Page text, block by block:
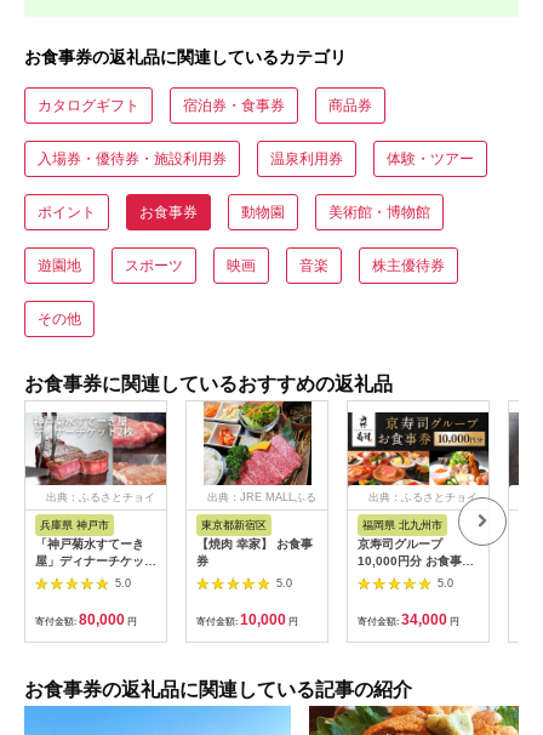
お食事券の返礼品に関連しているカテゴリ
カタログギフト 宿泊券・食事券 商品券
入場券・優待券・施設利用券 温泉利用券 体験・ツアー
ポイント お食事券 動物園 美術館・博物館
遊園地 スポーツ 映画 音楽 株主優待券
その他
お食事券に関連しているおすすめの返礼品
出典：ふるさとチョイ
兵庫県 神戸市
「神戸菊水すてーき
屋」ディナーチケット
（2枚）
5.0
寄付金額: 80,000 円
出典：JRE MALLふる
東京都新宿区
【焼肉 幸家】 お食事
券
5.0
寄付金額: 10,000 円
出典：ふるさとチョイ
福岡県 北九州市
京寿司グループ
10,000円分 お食事券
1000円×10枚 食事チ
ケット チケット 寿司
福岡県 北九州市
5.0
寄付金額: 34,000 円
お食事券の返礼品に関連している記事の紹介